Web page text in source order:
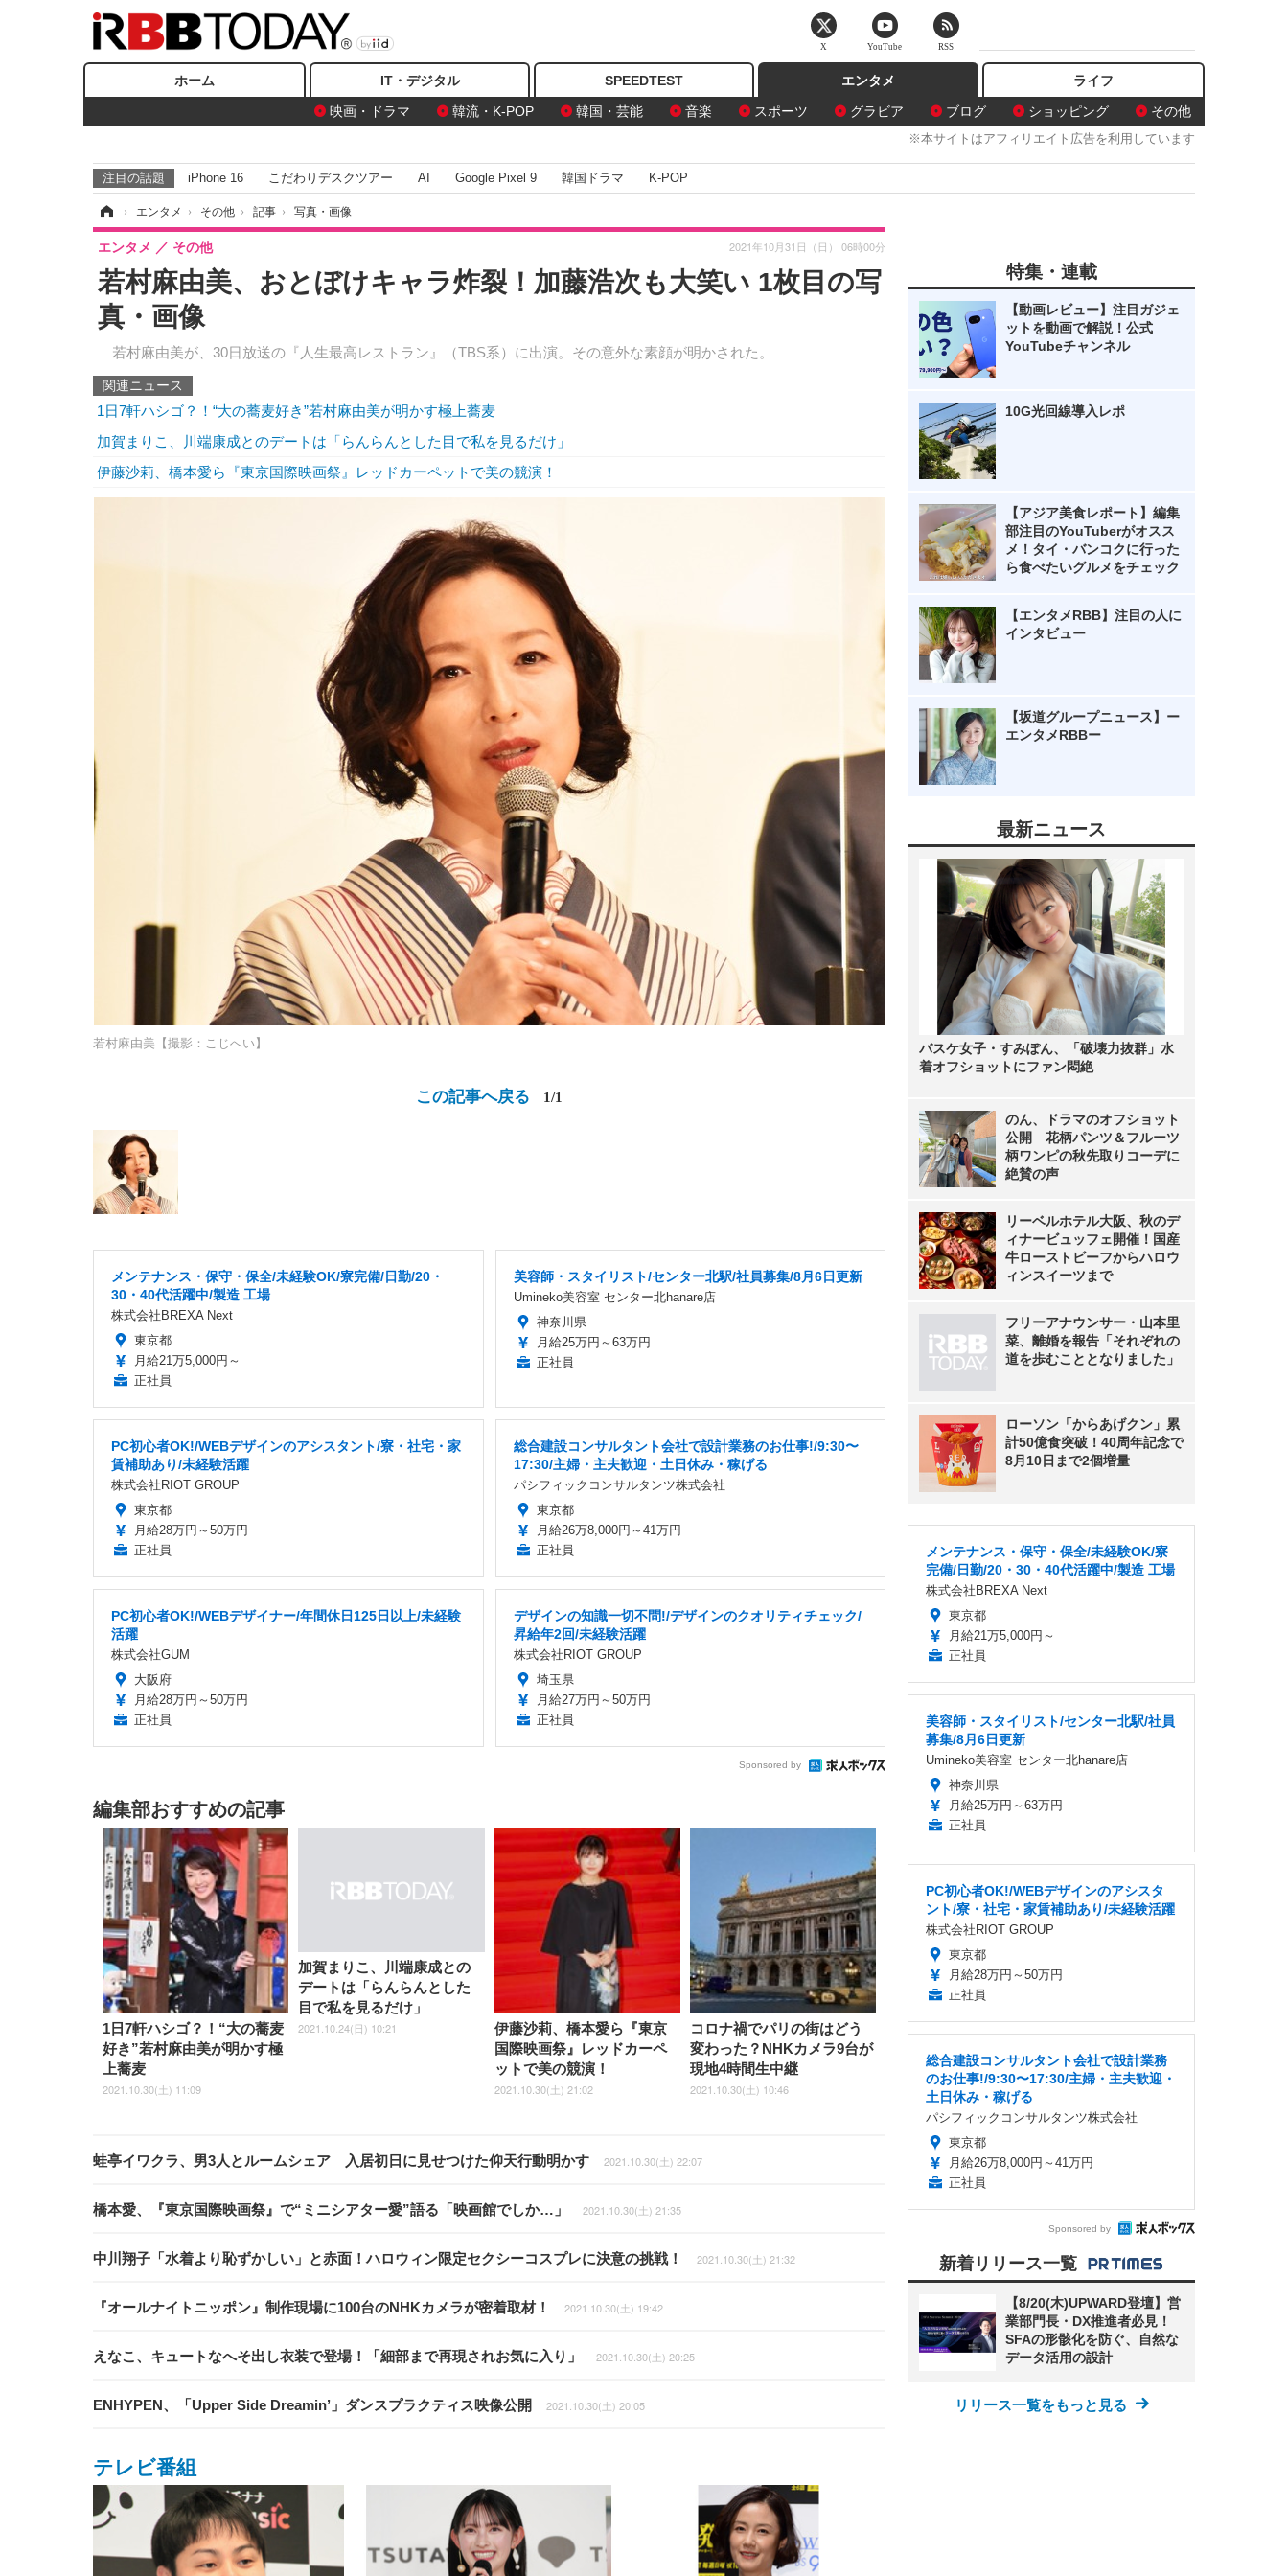
ホーム IT・デジタル SPEEDTEST
エンタメ
映画・ドラマ
韓流・K-POP 韓国・芸能 音楽 スポーツ グラビア ブログ ショッピング その他
ライフ
※本サイトはアフィリエイト広告を利用しています
注目の話題 iPhone 16 こだわりデスクツアー AI Google Pixel 9 韓国ドラマ K-POP
› エンタメ › その他 › 記事 › 写真・画像
若村麻由美、おとぼけキャラ炸裂！加藤浩次も大笑い 1枚目の写
真・画像
若村麻由美が、30日放送の『人生最高レストラン』（TBS系）に出演。その意外な素顔が明かされた。
エンタメ その他 2021年10月31日（日） 06時00分
関連ニュース
1日7軒ハシゴ？！“大の蕎麦好き”若村麻由美が明かす極上蕎麦
加賀まりこ、川端康成とのデートは「らんらんとした目で私を見るだけ」
伊藤沙莉、橋本愛ら『東京国際映画祭』レッドカーペットで美の競演！
若村麻由美【撮影：こじへい】
この記事へ戻る 1/1
メンテナンス・保守・保全/未経験OK/寮完備/日勤/20・
30・40代活躍中/製造 工場
株式会社BREXA Next
東京都
月給21万5,000円～
正社員
美容師・スタイリスト/センター北駅/社員募集/8月6日更新
Umineko美容室 センター北hanare店
神奈川県
月給25万円～63万円
正社員
PC初心者OK!/WEBデザインのアシスタント/寮・社宅・家
賃補助あり/未経験活躍
株式会社RIOT GROUP
東京都
月給28万円～50万円
正社員
総合建設コンサルタント会社で設計業務のお仕事!/9:30〜
17:30/主婦・主夫歓迎・土日休み・稼げる
パシフィックコンサルタンツ株式会社
東京都
月給26万8,000円～41万円
正社員
PC初心者OK!/WEBデザイナー/年間休日125日以上/未経験
活躍
株式会社GUM
大阪府
月給28万円～50万円
正社員
デザインの知識一切不問!/デザインのクオリティチェック/
昇給年2回/未経験活躍
株式会社RIOT GROUP
埼玉県
月給27万円～50万円
正社員
Sponsored by
編集部おすすめの記事
1日7軒ハシゴ？！“大の蕎麦
好き”若村麻由美が明かす極
上蕎麦
2021.10.30(土) 11:09
加賀まりこ、川端康成との
デートは「らんらんとした
目で私を見るだけ」
2021.10.24(日) 10:21
伊藤沙莉、橋本愛ら『東京
国際映画祭』レッドカーペ
ットで美の競演！
2021.10.30(土) 21:02
コロナ禍でパリの街はどう
変わった？NHKカメラ9台が
現地4時間生中継
2021.10.30(土) 10:46
蛙亭イワクラ、男3人とルームシェア 入居初日に見せつけた仰天行動明かす 2021.10.30(土) 22:07
橋本愛、『東京国際映画祭』で“ミニシアター愛”語る「映画館でしか…」 2021.10.30(土) 21:35
中川翔子「水着より恥ずかしい」と赤面！ハロウィン限定セクシーコスプレに決意の挑戦！ 2021.10.30(土) 21:32
『オールナイトニッポン』制作現場に100台のNHKカメラが密着取材！ 2021.10.30(土) 19:42
えなこ、キュートなへそ出し衣装で登場！「細部まで再現されお気に入り」 2021.10.30(土) 20:25
ENHYPEN、「Upper Side Dreamin’」ダンスプラクティス映像公開 2021.10.30(土) 20:05
テレビ番組
特集・連載
【動画レビュー】注目ガジェ
ットを動画で解説！公式
YouTubeチャンネル
10G光回線導入レポ
【アジア美食レポート】編集
部注目のYouTuberがオスス
メ！タイ・バンコクに行った
ら食べたいグルメをチェック
【エンタメRBB】注目の人に
インタビュー
【坂道グループニュース】ー
エンタメRBBー
最新ニュース
バスケ女子・すみぽん、「破壊力抜群」水
着オフショットにファン悶絶
のん、ドラマのオフショット
公開 花柄パンツ＆フルーツ
柄ワンピの秋先取りコーデに
絶賛の声
リーベルホテル大阪、秋のデ
ィナービュッフェ開催！国産
牛ローストビーフからハロウ
ィンスイーツまで
フリーアナウンサー・山本里
菜、離婚を報告「それぞれの
道を歩むこととなりました」
ローソン「からあげクン」累
計50億食突破！40周年記念で
8月10日まで2個増量
メンテナンス・保守・保全/未経験OK/寮
完備/日勤/20・30・40代活躍中/製造 工場
株式会社BREXA Next
東京都
月給21万5,000円～
正社員
美容師・スタイリスト/センター北駅/社員
募集/8月6日更新
Umineko美容室 センター北hanare店
神奈川県
月給25万円～63万円
正社員
PC初心者OK!/WEBデザインのアシスタ
ント/寮・社宅・家賃補助あり/未経験活躍
株式会社RIOT GROUP
東京都
月給28万円～50万円
正社員
総合建設コンサルタント会社で設計業務
のお仕事!/9:30〜17:30/主婦・主夫歓迎・
土日休み・稼げる
パシフィックコンサルタンツ株式会社
東京都
月給26万8,000円～41万円
正社員
Sponsored by
新着リリース一覧
【8/20(木)UPWARD登壇】営
業部門長・DX推進者必見！
SFAの形骸化を防ぐ、自然な
データ活用の設計
リリース一覧をもっと見る
X YouTube RSS